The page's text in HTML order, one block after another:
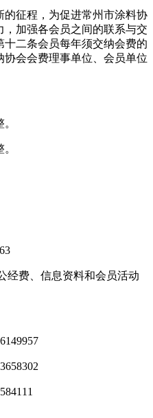
征程，为促进常州市涂料协
加强各会员之间的联系与交
二条会员每年须交纳会费的
协会会费理事单位、会员单位
经费、信息资料和会员活动